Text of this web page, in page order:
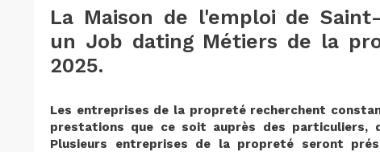
La Maison de l'emploi de
un Job dating Métiers de la
2025.
Les entreprises de la propreté recherchent
prestations que ce soit auprès des particuliers,
Plusieurs entreprises de la propreté seront